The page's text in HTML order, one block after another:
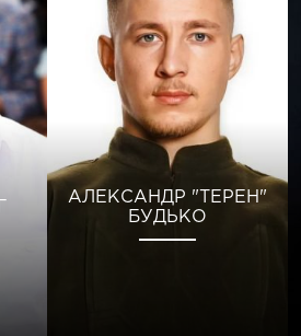
АЛЕКСАНДР "ТЕРЕН"
БУДЬКО